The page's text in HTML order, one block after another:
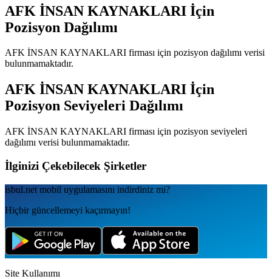
AFK İNSAN KAYNAKLARI İçin
Pozisyon Dağılımı
AFK İNSAN KAYNAKLARI firması için pozisyon dağılımı verisi
bulunmamaktadır.
AFK İNSAN KAYNAKLARI İçin
Pozisyon Seviyeleri Dağılımı
AFK İNSAN KAYNAKLARI firması için pozisyon seviyeleri
dağılımı verisi bulunmamaktadır.
İlginizi Çekebilecek Şirketler
isbul.net mobil uygulamаsını indirdiniz mi?
Hiçbir güncellemeyi kaçırmayın!
Site Kullanımı